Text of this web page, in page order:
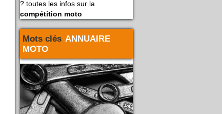
? toutes les infos sur la
compétition moto
Mots clés ANNUAIRE
MOTO